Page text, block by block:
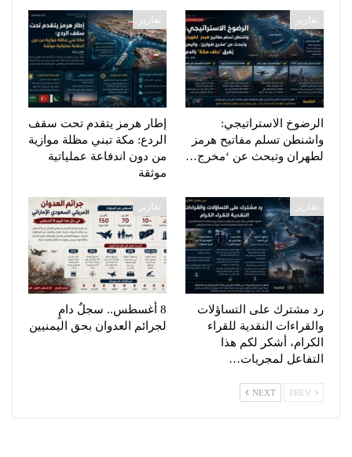
تقارير
الرضوخ الاستراتيجي:
واشنطن تسلم مفاتيح هرمز
لطهران وتبحث عن ‘مخرج…
تقارير
إطار هرمز يتقدم تحت سقف
الردع: مكة تبني مظلة موازية
من دون اندفاعة عملياتية
موثقة
تقارير
رد مشترك على التساؤلات
والقراءات النقدية للقراء
الكرام، أشكر لكم هذا
التفاعل لمجريات…
تقارير
8 أغسطس.. سجلٌ دامٍ
لجرائم العدوان بحق اليمنيين
NEXT